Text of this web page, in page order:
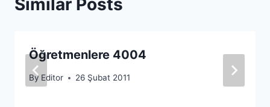
Similar Posts
Öğretmenlere 4004
By Editor 26 Şubat 2011